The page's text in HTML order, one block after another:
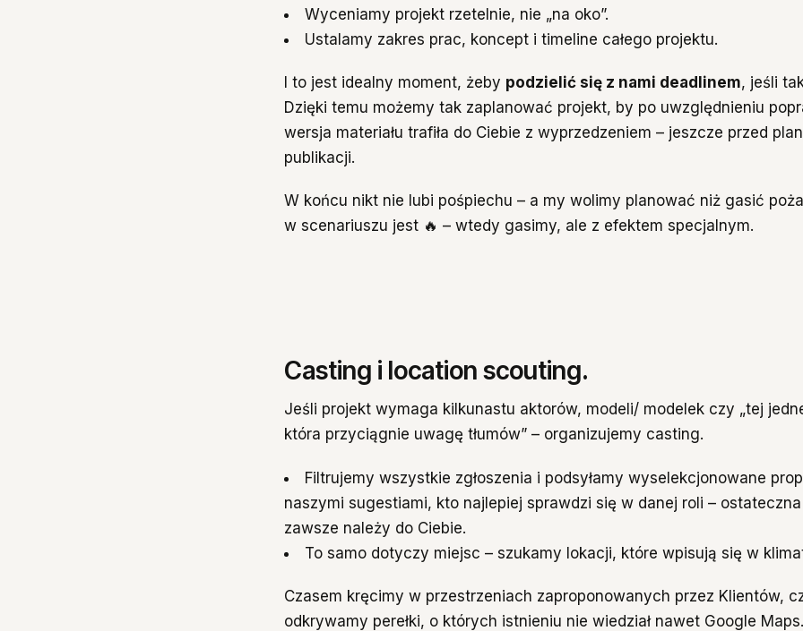
Wyceniamy projekt rzetelnie, nie „na oko”.
Ustalamy zakres prac, koncept i timeline całego projektu.
I to jest idealny moment, żeby podzielić się z nami deadlinem, jeśli
Dzięki temu możemy tak zaplanować projekt, by po uwzględnieniu
wersja materiału trafiła do Ciebie z wyprzedzeniem – jeszcze przed
publikacji.
W końcu nikt nie lubi pośpiechu – a my wolimy planować niż gasić
w scenariuszu jest 🔥 – wtedy gasimy, ale z efektem specjalnym.
Casting i location scouting.
Jeśli projekt wymaga kilkunastu aktorów, modeli/ modelek czy „tej
która przyciągnie uwagę tłumów” – organizujemy casting.
Filtrujemy wszystkie zgłoszenia i podsyłamy wyselekcjonowane
naszymi sugestiami, kto najlepiej sprawdzi się w danej roli –
zawsze należy do Ciebie.
To samo dotyczy miejsc – szukamy lokacji, które wpisują się w
Czasem kręcimy w przestrzeniach zaproponowanych przez Klientów,
odkrywamy perełki, o których istnieniu nie wiedział nawet Google